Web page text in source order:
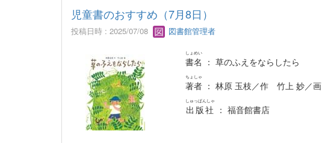
児童書のおすすめ（7月8日）
投稿日時 : 2025/07/08 図書館管理者
書名
しょめい
： 草のふえをならしたら
著者
ちょしゃ
： 林原 玉枝／作 竹上 妙／画
出版社
しゅっぱんしゃ
： 福音館書店